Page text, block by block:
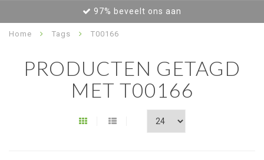
97% beveelt ons aan
Home Tags T00166
PRODUCTEN GETAGD
MET T00166